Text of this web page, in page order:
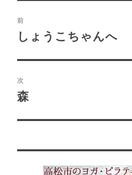
稿
ビ
ゲ
ー
前
前
投
稿:
しょうこちゃんへ
次
次
投
森